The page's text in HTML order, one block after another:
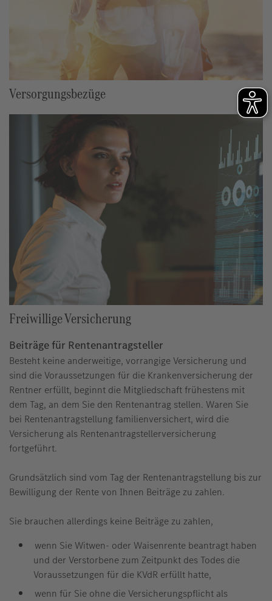
Versorgungsbezüge
Freiwillige Versicherung
Beiträge für Rentenantragsteller
Besteht keine anderweitige, vorrangige Versicherung und
sind die Voraussetzungen für die Krankenversicherung der
Rentner erfüllt, beginnt die Mitgliedschaft frühestens mit
dem Tag, an dem Sie den Rentenantrag stellen. Waren Sie
bei Rentenantragstellung familienversichert, wird die
Versicherung als Rentenantragstellerversicherung
fortgeführt.
Grundsätzlich sind vom Tag der Rentenantragstellung bis zur
Bewilligung der Rente von Ihnen Beiträge zu zahlen.
Sie brauchen allerdings keine Beiträge zu zahlen,
wenn Sie Witwen- oder Waisenrente beantragt haben
und der Verstorbene zum Zeitpunkt des Todes die
Voraussetzungen für die KVdR erfüllt hatte,
wenn für Sie ohne die Versicherungspflicht als